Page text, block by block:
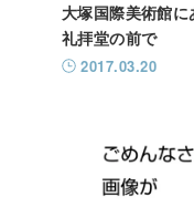
大塚国際美術館
礼拝堂の前で
2017.03.20